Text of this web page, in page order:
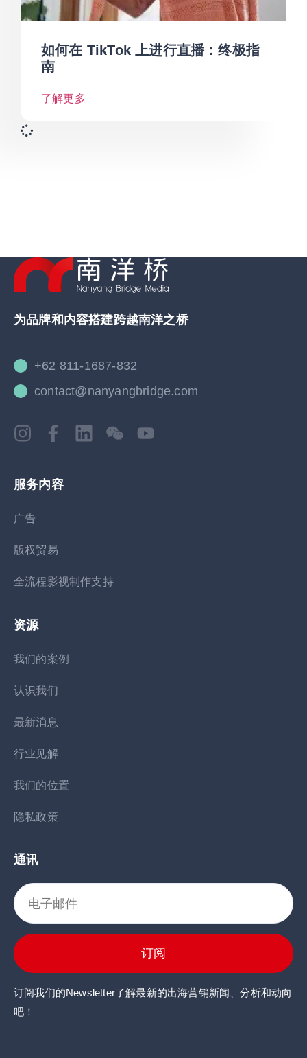
如何在 TikTok 上进行直播：终极指
南
了解更多
为品牌和内容搭建跨越南洋之桥
+62 811-1687-832
contact@nanyangbridge.com
服务内容
广告
版权贸易
全流程影视制作支持
资源
我们的案例
认识我们
最新消息
行业见解
我们的位置
隐私政策
通讯
订阅
订阅我们的Newsletter了解最新的出海营销新闻、分析和动向
吧！